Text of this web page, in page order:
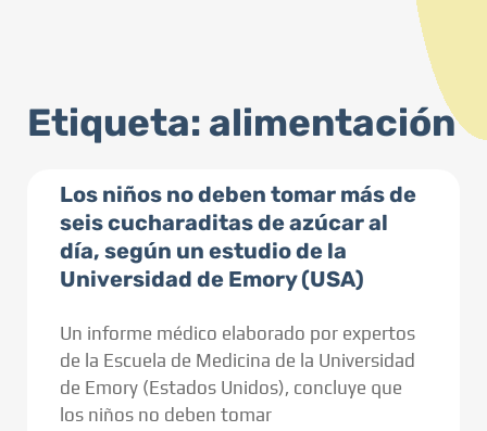
Etiqueta: alimentación
Los niños no deben tomar más de
seis cucharaditas de azúcar al
día, según un estudio de la
Universidad de Emory (USA)
Un informe médico elaborado por expertos
de la Escuela de Medicina de la Universidad
de Emory (Estados Unidos), concluye que
los niños no deben tomar